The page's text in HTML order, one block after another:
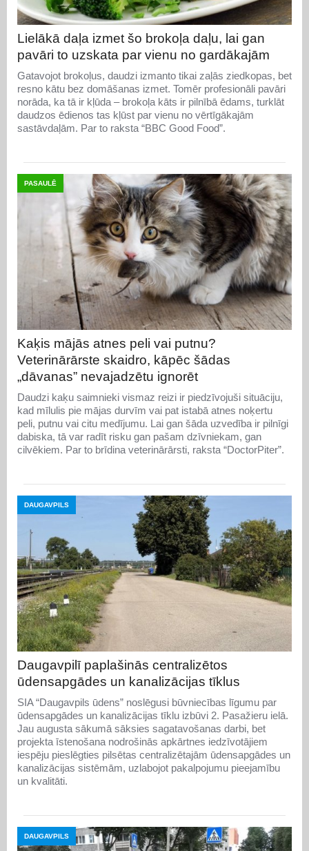
Lielākā daļa izmet šo brokoļa daļu, lai gan
pavāri to uzskata par vienu no gardākajām
Gatavojot brokoļus, daudzi izmanto tikai zaļās ziedkopas, bet
resno kātu bez domāšanas izmet. Tomēr profesionāli pavāri
norāda, ka tā ir kļūda – brokoļa kāts ir pilnībā ēdams, turklāt
daudzos ēdienos tas kļūst par vienu no vērtīgākajām
sastāvdaļām. Par to raksta “BBC Good Food”.
PASAULĒ
Kaķis mājās atnes peli vai putnu?
Veterinārārste skaidro, kāpēc šādas
„dāvanas” nevajadzētu ignorēt
Daudzi kaķu saimnieki vismaz reizi ir piedzīvojuši situāciju,
kad mīlulis pie mājas durvīm vai pat istabā atnes noķertu
peli, putnu vai citu medījumu. Lai gan šāda uzvedība ir pilnīgi
dabiska, tā var radīt risku gan pašam dzīvniekam, gan
cilvēkiem. Par to brīdina veterinārārsti, raksta “DoctorPiter”.
DAUGAVPILS
Daugavpilī paplašinās centralizētos
ūdensapgādes un kanalizācijas tīklus
SIA “Daugavpils ūdens” noslēgusi būvniecības līgumu par
ūdensapgādes un kanalizācijas tīklu izbūvi 2. Pasažieru ielā.
Jau augusta sākumā sāksies sagatavošanas darbi, bet
projekta īstenošana nodrošinās apkārtnes iedzīvotājiem
iespēju pieslēgties pilsētas centralizētajām ūdensapgādes un
kanalizācijas sistēmām, uzlabojot pakalpojumu pieejamību
un kvalitāti.
DAUGAVPILS